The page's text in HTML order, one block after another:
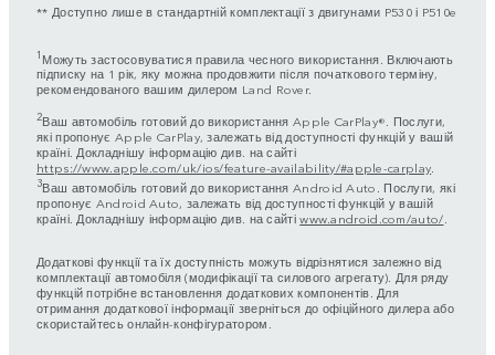
** Доступно лише в стандартній комплектації з двигунами P530 і P510e
1 Можуть застосовуватися правила чесного використання. Включають
підписку на 1 рік, яку можна продовжити після початкового терміну,
рекомендованого вашим дилером Land Rover.
2Ваш автомобіль готовий до використання Apple CarPlay®. Послуги,
які пропонує Apple CarPlay, залежать від доступності функцій у вашій
країні. Докладнішу інформацію див. на сайті
https://www.apple.com/uk/ios/feature-availability/#apple-carplay
3Ваш автомобіль готовий до використання Android Auto. Послуги, які
пропонує Android Auto, залежать від доступності функцій у вашій
країні. Докладнішу інформацію див. на сайтіwww.android.com/auto/
Додаткові функції та їх доступність можуть відрізнятися залежно від
комплектації автомобіля (модифікації та силового агрегату). Для ряду
функцій потрібне встановлення додаткових компонентів. Для
отримання додаткової інформації зверніться до офіційного дилера або
скористайтесь онлайн-конфігуратором.